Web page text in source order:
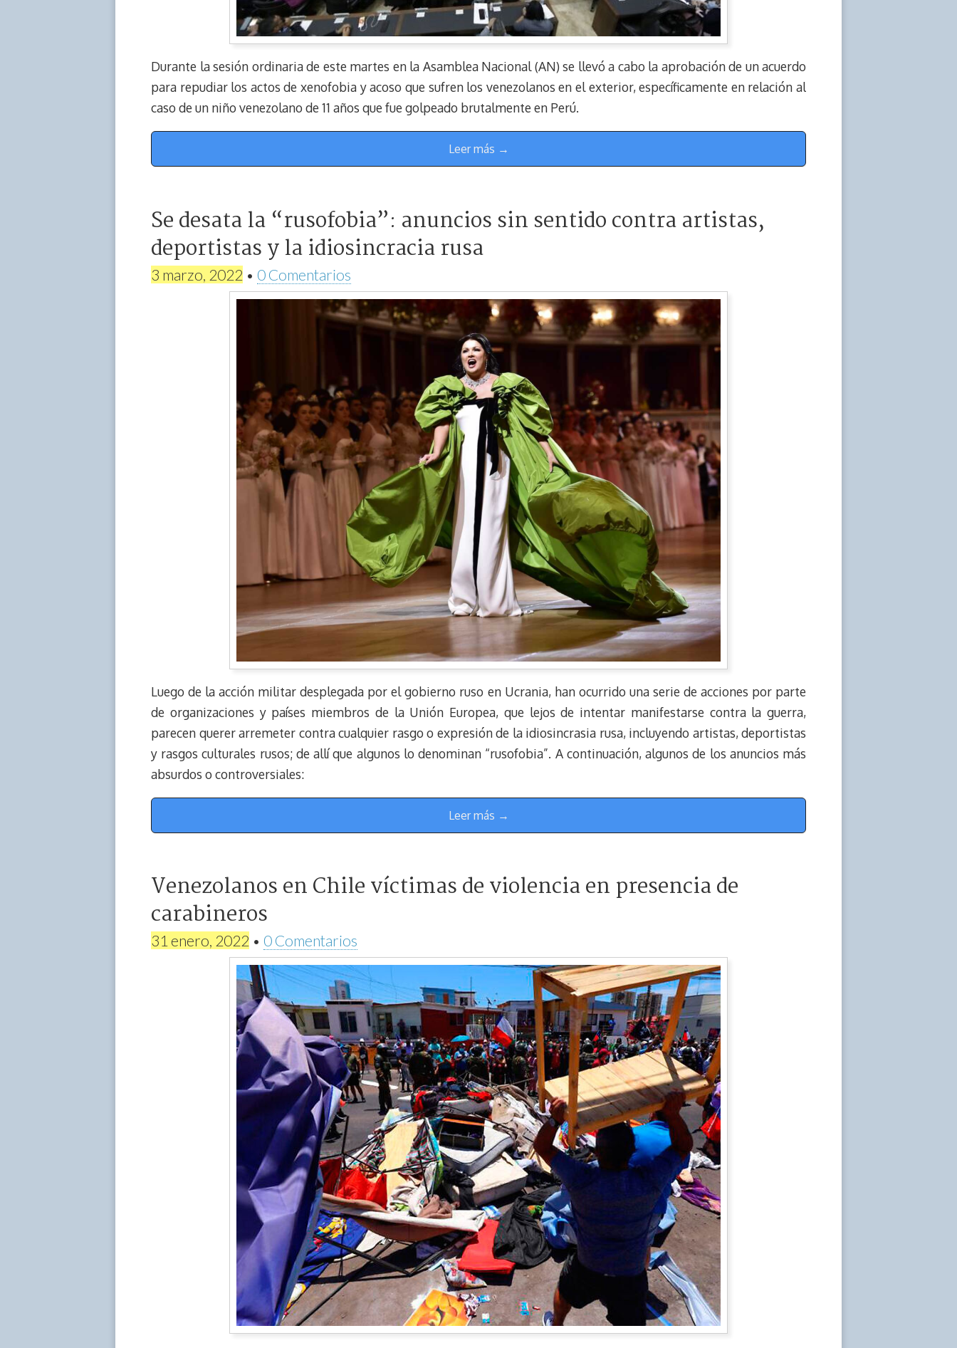
Durante la sesión ordinaria de este martes en la Asamblea Nacional (AN) se llevó a cabo la aprobación de un acuerdo
para repudiar los actos de xenofobia y acoso que sufren los venezolanos en el exterior, específicamente en relación al
caso de un niño venezolano de 11 años que fue golpeado brutalmente en Perú.
Leer más →
Se desata la “rusofobia”: anuncios sin sentido contra artistas,
deportistas y la idiosincracia rusa
3 marzo, 2022 • 0 Comentarios
Luego de la acción militar desplegada por el gobierno ruso en Ucrania, han ocurrido una serie de acciones por parte
de organizaciones y países miembros de la Unión Europea, que lejos de intentar manifestarse contra la guerra,
parecen querer arremeter contra cualquier rasgo o expresión de la idiosincrasia rusa, incluyendo artistas, deportistas
y rasgos culturales rusos; de allí que algunos lo denominan “rusofobia”. A continuación, algunos de los anuncios más
absurdos o controversiales:
Leer más →
Venezolanos en Chile víctimas de violencia en presencia de
carabineros
31 enero, 2022 • 0 Comentarios